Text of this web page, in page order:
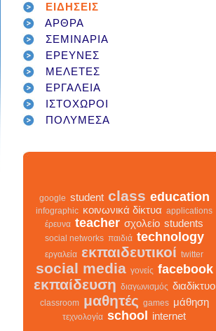
ΕΙΔΗΣΕΙΣ
ΑΡΘΡΑ
ΣΕΜΙΝΑΡΙΑ
ΕΡΕΥΝΕΣ
ΜΕΛΕΤΕΣ
ΕΡΓΑΛΕΙΑ
ΙΣΤΟΧΩΡΟΙ
ΠΟΛΥΜΕΣΑ
internet εκπαιδευτικοί
εκπαίδευση
διαδίκτυο μάθηση
σχολείο παιδιά
εργαλεία teacher
infographic class
κοινωνικά δίκτυα
google student class education
infographic κοινωνικά δίκτυα
applications
έρευνα
teacher σχολείο students
παιδιά technology
εργαλεία εκπαιδευτικοί
social media γονείς facebook
εκπαίδευση διαγωνισμός διαδίκτυο
μαθητές games μάθηση
τεχνολογία school internet